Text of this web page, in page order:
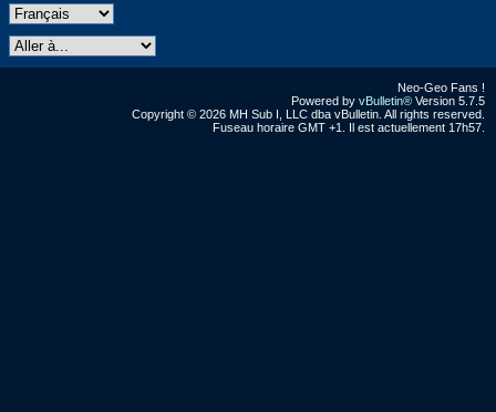
Neo-Geo Fans !
Powered by vBulletin® Version 5.7.5
Copyright © 2026 MH Sub I, LLC dba vBulletin. All rights reserved.
Fuseau horaire GMT +1. Il est actuellement 17h57.